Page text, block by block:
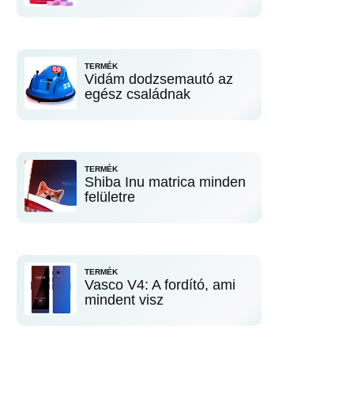
TERMÉK
Vidám dodzsemautó az
egész családnak
TERMÉK
Shiba Inu matrica minden
felületre
TERMÉK
Vasco V4: A fordító, ami
mindent visz